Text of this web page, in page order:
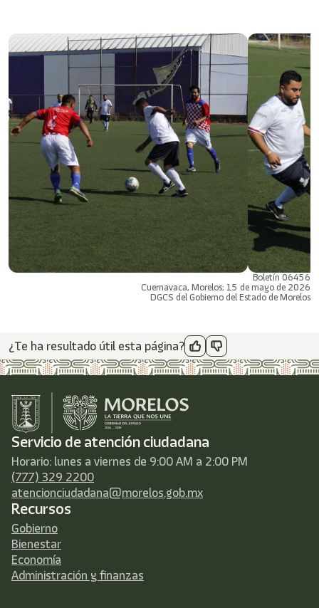
Boletín 06456
Cuernavaca, Morelos; 15 de mayo de 2026
DGCS del Gobierno del Estado de Morelos
¿Te ha resultado útil esta página?
Servicio de atención ciudadana
Horario: lunes a viernes de 9:00 AM a 2:00 PM
(777) 329 2200
atencionciudadana@morelos.gob.mx
Recursos
Gobierno
Bienestar
Economía
Administración y finanzas